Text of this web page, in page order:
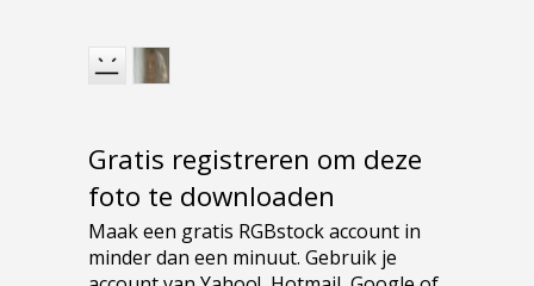
Gratis registreren om deze
foto te downloaden